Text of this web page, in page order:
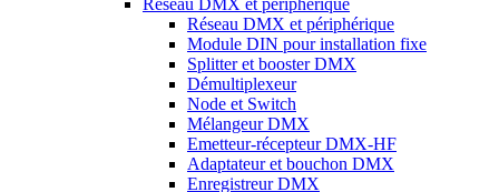
Réseau DMX et périphérique
Réseau DMX et périphérique
Module DIN pour installation fixe
Splitter et booster DMX
Démultiplexeur
Node et Switch
Mélangeur DMX
Emetteur-récepteur DMX-HF
Adaptateur et bouchon DMX
Enregistreur DMX